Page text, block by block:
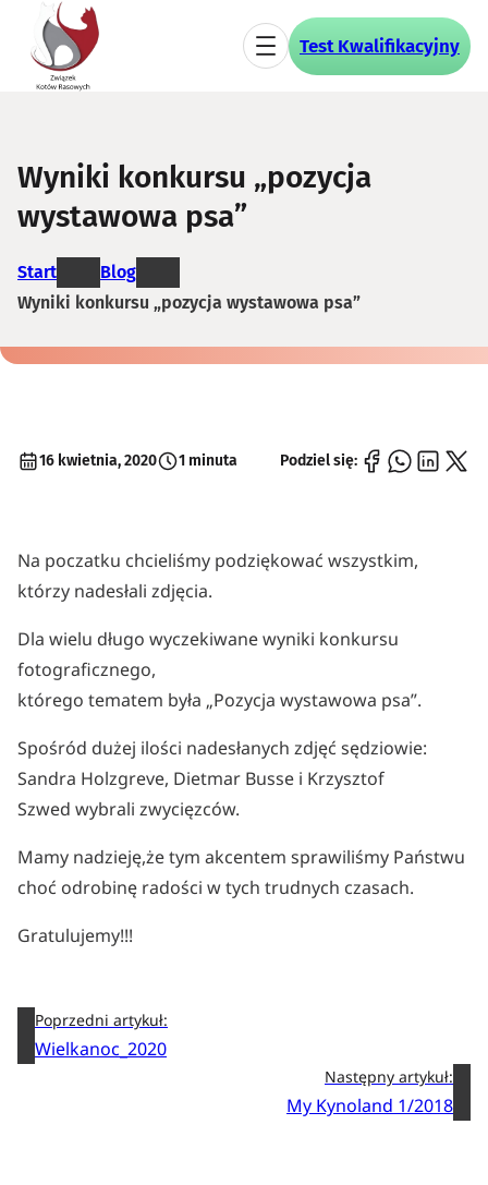
Przejdź
treści
Test Kwalifikacyjny
Wyniki konkursu „pozycja
wystawowa psa”
Start
Blog
Wyniki konkursu „pozycja wystawowa psa”
16 kwietnia, 2020 1 minuta Podziel się:
Na poczatku chcieliśmy podziękować wszystkim,
którzy nadesłali zdjęcia.
Dla wielu długo wyczekiwane wyniki konkursu
fotograficznego,
którego tematem była „Pozycja wystawowa psa”.
Spośród dużej ilości nadesłanych zdjęć sędziowie:
Sandra Holzgreve, Dietmar Busse i Krzysztof
Szwed wybrali zwycięzców.
Mamy nadzieję,że tym akcentem sprawiliśmy Państwu
choć odrobinę radości w tych trudnych czasach.
Gratulujemy!!!
Poprzedni artykuł:
Wielkanoc_2020
Następny artykuł:
My Kynoland 1/2018